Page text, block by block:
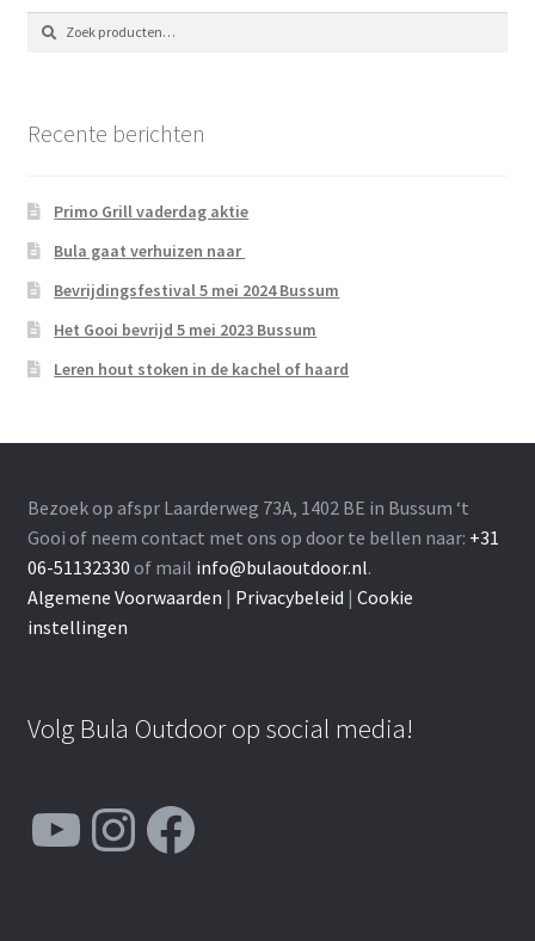
Zoeken
naar:
Zoeken
Recente berichten
Primo Grill vaderdag aktie
Bula gaat verhuizen naar
Bevrijdingsfestival 5 mei 2024 Bussum
Het Gooi bevrijd 5 mei 2023 Bussum
Leren hout stoken in de kachel of haard
Bezoek op afspr Laarderweg 73A, 1402 BE in Bussum ‘t
Gooi of neem contact met ons op door te bellen naar: +31
06-51132330 of mail info@bulaoutdoor.nl.
Algemene Voorwaarden | Privacybeleid | Cookie
instellingen
Volg Bula Outdoor op social media!
YouTube Instagram Facebook